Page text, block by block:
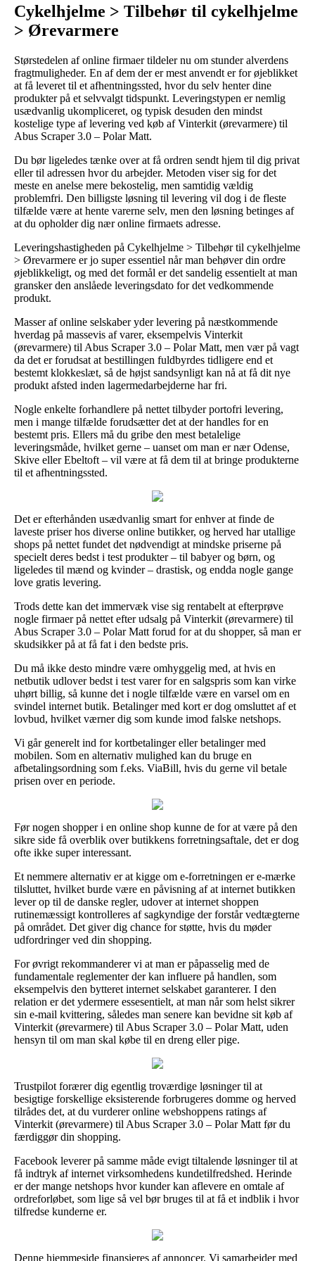
Cykelhjelme > Tilbehør til cykelhjelme
> Ørevarmere
Størstedelen af online firmaer tildeler nu om stunder alverdens
fragtmuligheder. En af dem der er mest anvendt er for øjeblikket
at få leveret til et afhentningssted, hvor du selv henter dine
produkter på et selvvalgt tidspunkt. Leveringstypen er nemlig
usædvanlig ukompliceret, og typisk desuden den mindst
kostelige type af levering ved køb af Vinterkit (ørevarmere) til
Abus Scraper 3.0 – Polar Matt.
Du bør ligeledes tænke over at få ordren sendt hjem til dig privat
eller til adressen hvor du arbejder. Metoden viser sig for det
meste en anelse mere bekostelig, men samtidig vældig
problemfri. Den billigste løsning til levering vil dog i de fleste
tilfælde være at hente varerne selv, men den løsning betinges af
at du opholder dig nær online firmaets adresse.
Leveringshastigheden på Cykelhjelme > Tilbehør til cykelhjelme
> Ørevarmere er jo super essentiel når man behøver din ordre
øjeblikkeligt, og med det formål er det sandelig essentielt at man
gransker den anslåede leveringsdato for det vedkommende
produkt.
Masser af online selskaber yder levering på næstkommende
hverdag på massevis af varer, eksempelvis Vinterkit
(ørevarmere) til Abus Scraper 3.0 – Polar Matt, men vær på vagt
da det er forudsat at bestillingen fuldbyrdes tidligere end et
bestemt klokkeslæt, så de højst sandsynligt kan nå at få dit nye
produkt afsted inden lagermedarbejderne har fri.
Nogle enkelte forhandlere på nettet tilbyder portofri levering,
men i mange tilfælde forudsætter det at der handles for en
bestemt pris. Ellers må du gribe den mest betalelige
leveringsmåde, hvilket gerne – uanset om man er nær Odense,
Skive eller Ebeltoft – vil være at få dem til at bringe produkterne
til et afhentningssted.
Det er efterhånden usædvanlig smart for enhver at finde de
laveste priser hos diverse online butikker, og herved har utallige
shops på nettet fundet det nødvendigt at mindske priserne på
specielt deres bedst i test produkter – til babyer og børn, og
ligeledes til mænd og kvinder – drastisk, og endda nogle gange
love gratis levering.
Trods dette kan det immervæk vise sig rentabelt at efterprøve
nogle firmaer på nettet efter udsalg på Vinterkit (ørevarmere) til
Abus Scraper 3.0 – Polar Matt forud for at du shopper, så man er
skudsikker på at få fat i den bedste pris.
Du må ikke desto mindre være omhyggelig med, at hvis en
netbutik udlover bedst i test varer for en salgspris som kan virke
uhørt billig, så kunne det i nogle tilfælde være en varsel om en
svindel internet butik. Betalinger med kort er dog omsluttet af et
lovbud, hvilket værner dig som kunde imod falske netshops.
Vi går generelt ind for kortbetalinger eller betalinger med
mobilen. Som en alternativ mulighed kan du bruge en
afbetalingsordning som f.eks. ViaBill, hvis du gerne vil betale
prisen over en periode.
Før nogen shopper i en online shop kunne de for at være på den
sikre side få overblik over butikkens forretningsaftale, det er dog
ofte ikke super interessant.
Et nemmere alternativ er at kigge om e-forretningen er e-mærke
tilsluttet, hvilket burde være en påvisning af at internet butikken
lever op til de danske regler, udover at internet shoppen
rutinemæssigt kontrolleres af sagkyndige der forstår vedtægterne
på området. Det giver dig chance for støtte, hvis du møder
udfordringer ved din shopping.
For øvrigt rekommanderer vi at man er påpasselig med de
fundamentale reglementer der kan influere på handlen, som
eksempelvis den bytteret internet selskabet garanterer. I den
relation er det ydermere essesentielt, at man når som helst sikrer
sin e-mail kvittering, således man senere kan bevidne sit køb af
Vinterkit (ørevarmere) til Abus Scraper 3.0 – Polar Matt, uden
hensyn til om man skal købe til en dreng eller pige.
Trustpilot forærer dig egentlig troværdige løsninger til at
besigtige forskellige eksisterende forbrugeres domme og herved
tilrådes det, at du vurderer online webshoppens ratings af
Vinterkit (ørevarmere) til Abus Scraper 3.0 – Polar Matt før du
færdiggør din shopping.
Facebook leverer på samme måde evigt tiltalende løsninger til at
få indtryk af internet virksomhedens kundetilfredshed. Herinde
er der mange netshops hvor kunder kan aflevere en omtale af
ordreforløbet, som lige så vel bør bruges til at få et indblik i hvor
tilfredse kunderne er.
Denne hjemmeside finansieres af annoncer. Vi samarbejder med